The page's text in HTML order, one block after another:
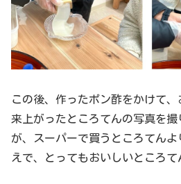
この後、作ったポン酢をかけて
来上がったところてんの写真を撮
が、スーパーで買うところてん
えで、とってもおいしいところて